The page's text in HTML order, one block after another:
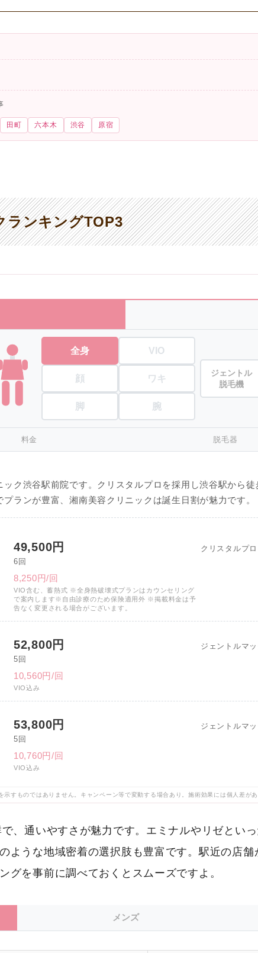
田町 六本木 渋谷 原宿
ランキングTOP3
全身 VIO
顔 ワキ
脚 腕
ジェントル
脱毛機
料金 脱毛器
ク渋谷駅前院です。クリスタルプロを採用し渋谷駅から
ランが豊富、湘南美容クリニックは誕生日割が魅力です。
49,500円
6回
8,250円/回
VIO含む、蓄熱式 ※全身熱破壊式プランはカウンセリング
で案内します※自由診療のため保険適用外 ※掲載料金は予
告なく変更される場合がございます。
クリスタルプロ
52,800円
5回
10,560円/回
VIO込み
ジェントルマ
53,800円
5回
10,760円/回
VIO込み
ジェントルマ
すものではありません。キャンペーン等で変動する場合あり。施術効果には個人差があ
、通いやすさが魅力です。エミナルやリゼとい
ような地域密着の選択肢も豊富です。駅近の店
グを事前に調べておくとスムーズですよ。
メンズ